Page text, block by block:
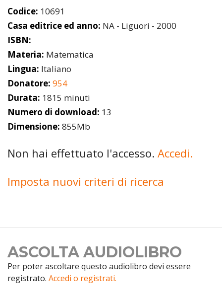
Codice: 10691
Casa editrice ed anno: NA - Liguori - 2000
ISBN:
Materia: Matematica
Lingua: Italiano
Donatore: 954
Durata: 1815 minuti
Numero di download: 13
Dimensione: 855Mb
Non hai effettuato l'accesso. Accedi.
Imposta nuovi criteri di ricerca
ASCOLTA AUDIOLIBRO
Per poter ascoltare questo audiolibro devi essere
registrato. Accedi o registrati.